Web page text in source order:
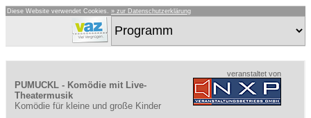
Diese Website verwendet Cookies. » zur Datenschutzerklärung
PUMUCKL - Komödie mit Live-
Theatermusik
Komödie für kleine und große Kinder
veranstaltet von